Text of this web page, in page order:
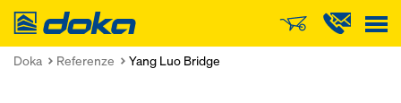
Doka
Doka Referenze Yang Luo Bridge